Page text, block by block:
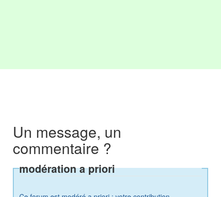
Un message, un
commentaire ?
modération a priori